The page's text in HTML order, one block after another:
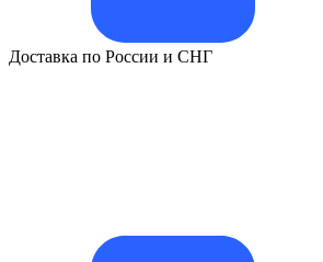
Доставка по России и СНГ